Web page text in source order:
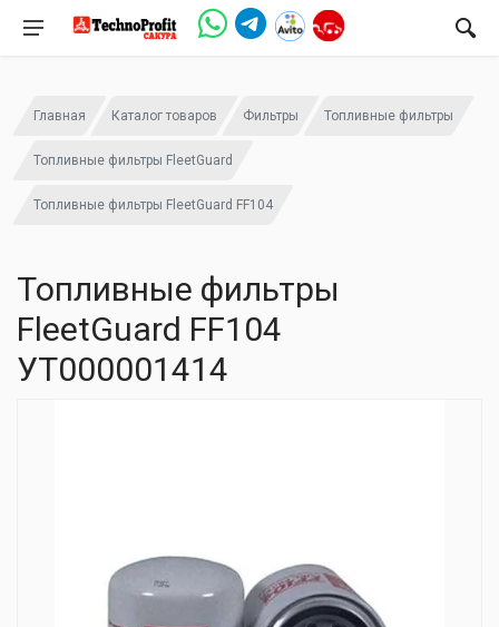
Главная Каталог товаров Фильтры Топливные фильтры
Топливные фильтры FleetGuard
Топливные фильтры FleetGuard FF104
Топливные фильтры
FleetGuard FF104
УТ000001414